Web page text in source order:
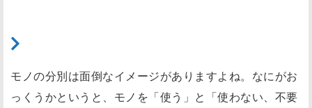
モノの分別は面倒なイメージがありますよね。なにがお
っくうかというと、モノを「使う」と「使わない、不要